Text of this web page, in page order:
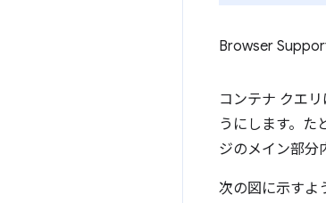
Browser
コンテナ クエ
うにします。た
ジのメイン部分
次の図に示すよ